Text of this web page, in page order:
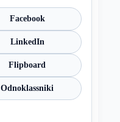
Facebook
LinkedIn
Flipboard
Odnoklassniki